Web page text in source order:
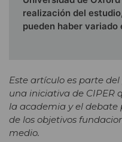
realización del
pueden haber variado
Este artículo es parte
una iniciativa de CIPER
la academia y el debate
de los objetivos
medio.